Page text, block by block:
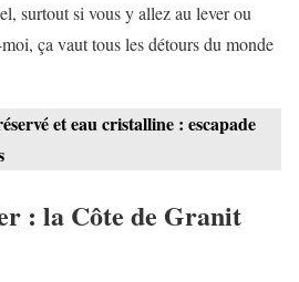
surtout si vous y allez au lever ou
ça vaut tous les détours du monde
et eau cristalline : escapade
: la Côte de Granit